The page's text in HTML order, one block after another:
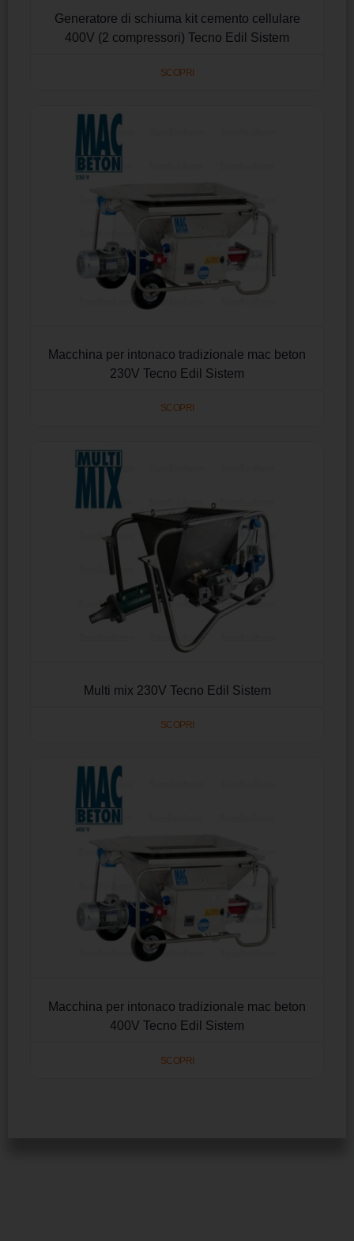
Generatore di schiuma kit cemento cellulare
400V (2 compressori) Tecno Edil Sistem
SCOPRI
Macchina per intonaco tradizionale mac beton
230V Tecno Edil Sistem
SCOPRI
Multi mix 230V Tecno Edil Sistem
SCOPRI
Macchina per intonaco tradizionale mac beton
400V Tecno Edil Sistem
SCOPRI